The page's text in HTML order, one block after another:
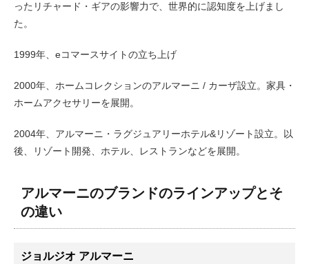
ったリチャード・ギアの影響力で、世界的に認知度を上げまし
た。
1999年、eコマースサイトの立ち上げ
2000年、ホームコレクションのアルマーニ / カーザ設立。家具・
ホームアクセサリーを展開。
2004年、アルマーニ・ラグジュアリーホテル&リゾート設立。以
後、リゾート開発、ホテル、レストランなどを展開。
アルマーニのブランドのラインアップとそ
の違い
ジョルジオ アルマーニ